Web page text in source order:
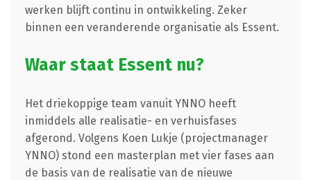
werken blijft continu in ontwikkeling. Zeker
binnen een veranderende organisatie als Essent.
Waar staat Essent nu?
Het driekoppige team vanuit YNNO heeft
inmiddels alle realisatie- en verhuisfases
afgerond. Volgens Koen Lukje (projectmanager
YNNO) stond een masterplan met vier fases aan
de basis van de realisatie van de nieuwe